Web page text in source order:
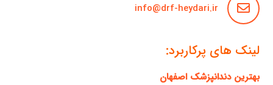
info@drf-heydari.ir
لینک های پرکاربرد:
بهترین دندانپزشک اصفهان